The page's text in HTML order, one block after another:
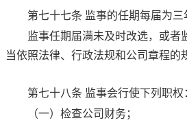
第七十七条 监事的任期每届为
监事任期届满未及时改选，或
当依照法律、行政法规和公司章程的
第七十八条 监事会行使下列职权
（一）检查公司财务；